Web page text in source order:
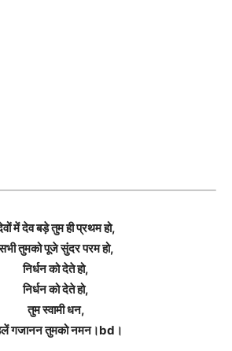
में देव बड़े तुम ही प्रथम हो,
तुमको पूजे सुंदर परम हो,
निर्धन को देते हो,
निर्धन को देते हो,
तुम स्वामी धन,
गजानन तुमको नमन।bd।